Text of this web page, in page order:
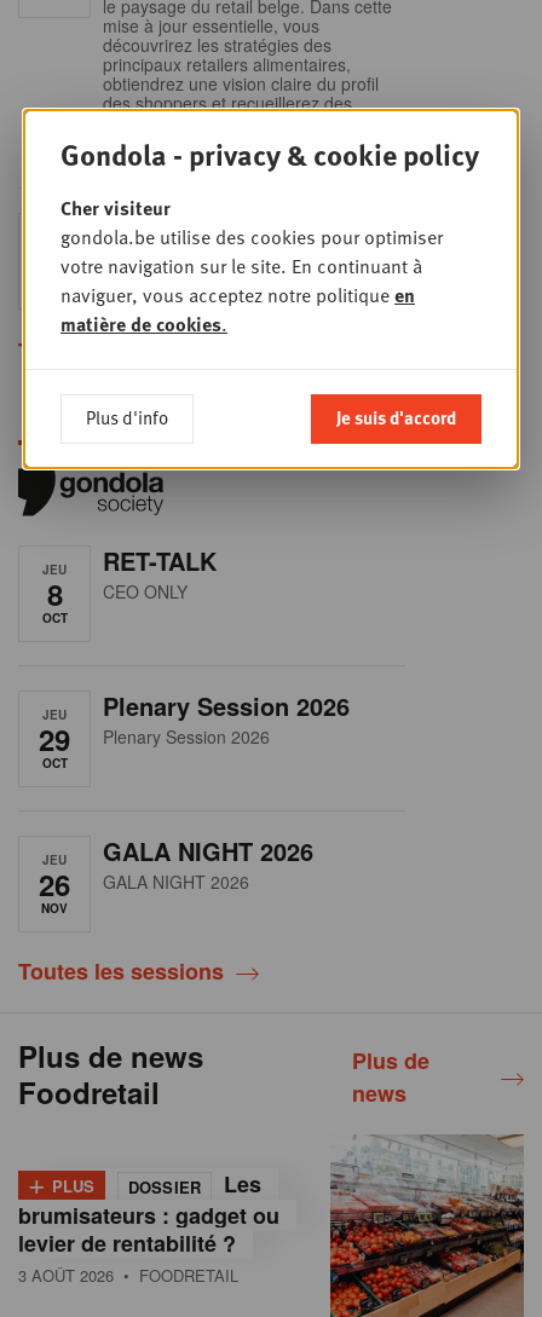
le paysage du retail belge. Dans cette
mise à jour essentielle, vous
découvrirez les stratégies des
principaux retailers alimentaires,
obtiendrez une vision claire du profil
des shoppers et recueillerez des
secteur en plein
JEU
24
Sales & nego Summit
2026
Sales & Nego summit 2026
Toutes les formations
JEU
8
OCT
RET-TALK
CEO ONLY
JEU
29
OCT
Plenary Session 2026
Plenary Session 2026
JEU
26
NOV
GALA NIGHT 2026
GALA NIGHT 2026
Toutes les sessions
Plus de news
Foodretail
Plus de
news
+ PLUS DOSSIER
Les
brumisateurs : gadget ou
levier de rentabilité ?
3 AOÛT 2026 • FOODRETAIL
Gondola - privacy & cookie policy
Cher visiteur
gondola.be utilise des cookies pour optimiser
votre navigation sur le site. En continuant à
naviguer, vous acceptez notre politiqueen
matière de cookies.
Plus d'info Je suis d'accord